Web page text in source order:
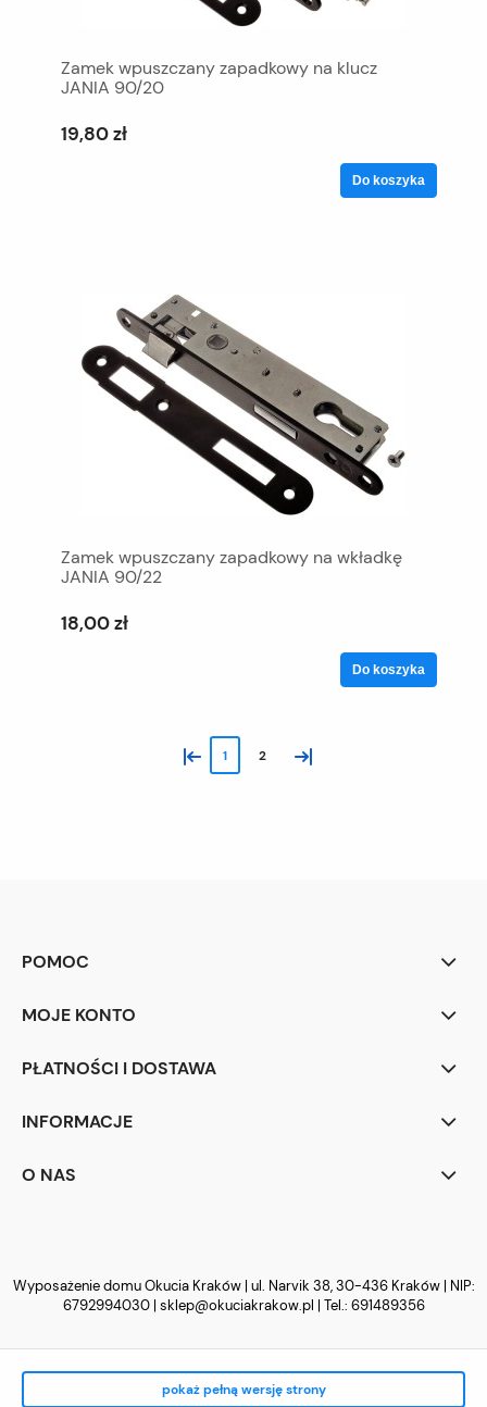
Zamek wpuszczany zapadkowy na klucz
JANIA 90/20
19,80 zł
Do koszyka
Zamek wpuszczany zapadkowy na wkładkę
JANIA 90/22
18,00 zł
Do koszyka
« 1 2 »
POMOC
MOJE KONTO
PŁATNOŚCI I DOSTAWA
INFORMACJE
O NAS
Wyposażenie domu Okucia Kraków | ul. Narvik 38, 30-436 Kraków | NIP:
6792994030 | sklep@okuciakrakow.pl | Tel.: 691489356
pokaż pełną wersję strony